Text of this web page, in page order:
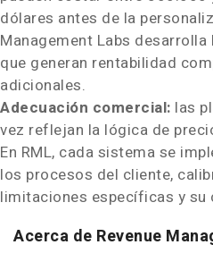
dólares antes de la
Management Labs
que generan rentabilidad
adicionales.
Adecuación comercial: las
vez reflejan la lógica de
En RML, cada sistema se
los procesos del cliente,
limitaciones específicas y
Acerca de Revenue